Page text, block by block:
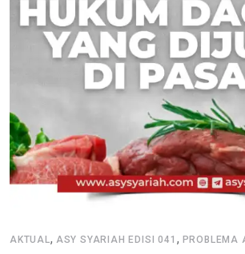
AKTUAL, ASY SYARIAH EDISI 041 , PROBLEMA